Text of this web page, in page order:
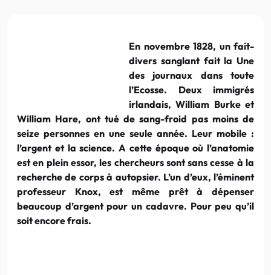
En novembre 1828, un fait-
divers sanglant fait la Une
des journaux dans toute
l’Ecosse. Deux immigrés
irlandais, William Burke et
William Hare, ont tué de sang-froid pas moins de
seize personnes en une seule année. Leur mobile :
l’argent et la science. A cette époque où l’anatomie
est en plein essor, les chercheurs sont sans cesse à la
recherche de corps à autopsier. L’un d’eux, l’éminent
professeur Knox, est même prêt à dépenser
beaucoup d’argent pour un cadavre. Pour peu qu’il
soit encore frais.